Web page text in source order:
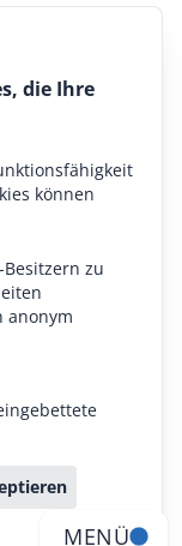
die Ihre
können
zu
anonym
MENÜ
GmbH